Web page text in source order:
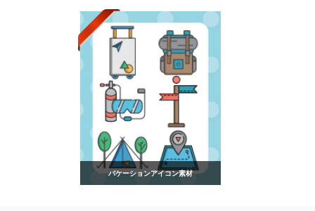
バケーションアイコン素材